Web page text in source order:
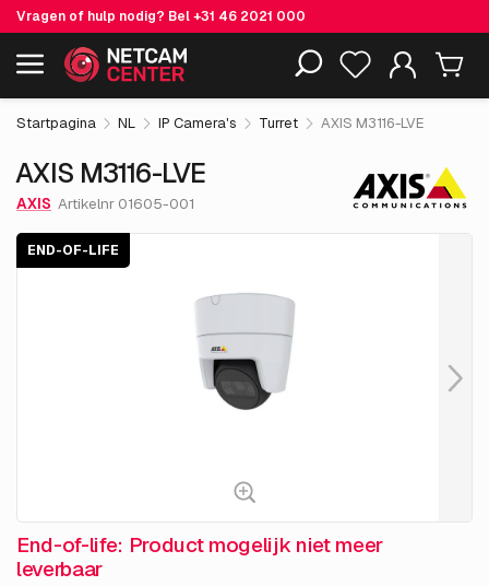
Vragen of hulp nodig? Bel+31 46 2021 000
Inclusief EOL-producten
AXIS M3116-LVE € 426. 55
excl. BTW
Startpagina NL IP Camera's Turret AXIS M3116-LVE
AXIS M3116-LVE
AXIS Artikelnr 01605-001
END-OF-LIFE
End-of-life: Product mogelijk niet meer
leverbaar